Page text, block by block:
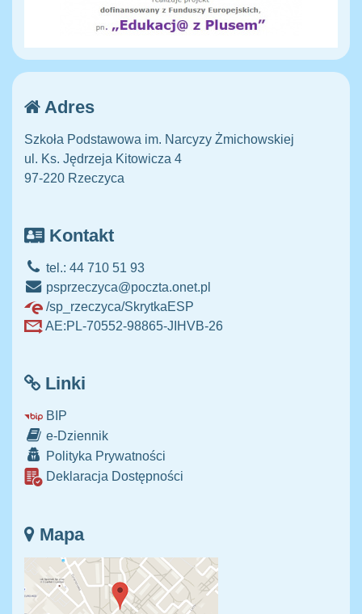
Adres
Szkoła Podstawowa im. Narcyzy Żmichowskiej
ul. Ks. Jędrzeja Kitowicza 4
97-220 Rzeczyca
Kontakt
tel.: 44 710 51 93
psprzeczyca@poczta.onet.pl
/sp_rzeczyca/SkrytkaESP
AE:PL-70552-98865-JIHVB-26
Linki
BIP
e-Dziennik
Polityka Prywatności
Deklaracja Dostępności
Mapa